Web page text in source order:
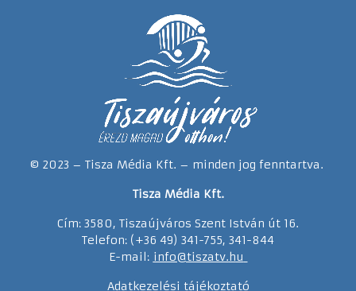
© 2023 – Tisza Média Kft. – minden jog fenntartva.
Tisza Média Kft.
Cím: 3580, Tiszaújváros Szent István út 16.
Telefon: (+36 49) 341-755, 341-844
E-mail: info@tiszatv.hu
Adatkezelési tájékoztató